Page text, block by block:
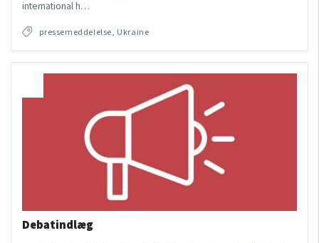
international h…
pressemeddelelse, Ukraine
Debatindlæg